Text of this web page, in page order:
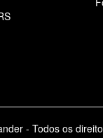
- Todos os